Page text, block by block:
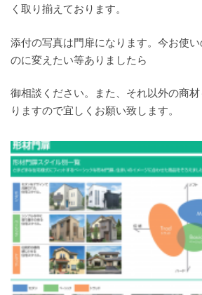
く取り揃えております。
添付の写真は門扉になります。今お使
のに変えたい等ありましたら
御相談ください。また、それ以外の商
りますので宜しくお願い致します。